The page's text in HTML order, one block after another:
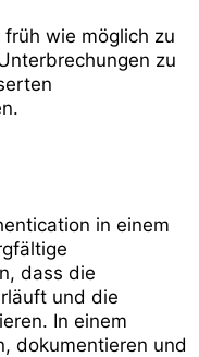
wie möglich zu
zu
in einem
dass die
und die
In einem
dokumentieren und